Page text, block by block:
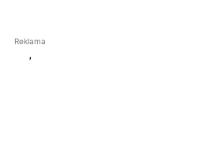
Reklama
'